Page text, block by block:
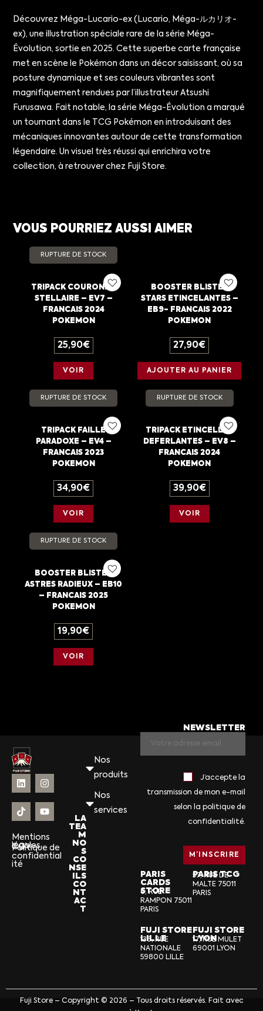
Découvrez Méga-Lucario-ex (Lucario, Méga-ルカリオ-
ex), une illustration spéciale rare de la série Méga-
Évolution, sortie en 2025. Cette superbe carte française
met en scène le Pokémon dans un décor saisissant, où sa
posture dynamique et ses couleurs vibrantes sont
magnifiquement rendues par l’illustrateur Atsushi
Furusawa. Fait notable, la série Méga-Évolution a marqué
un tournant dans le TCG Pokémon en introduisant des
mécaniques innovantes autour de cette transformation
légendaire. Un visuel très réussi qui enrichira votre
collection, à retrouver chez Fuji Store.
VOUS POURRIEZ AUSSI AIMER
RUPTURE DE STOCK
TRIPACK COURONNE
STELLAIRE – EV7 –
FRANCAIS 2024
POKEMON
25,90€
VOIR
BOOSTER BLISTER
STARS ETINCELANTES –
EB9- FRANCAIS 2022
POKEMON
27,90€
AJOUTER AU PANIER
RUPTURE DE STOCK
TRIPACK FAILLE
PARADOXE – EV4 –
FRANCAIS 2023
POKEMON
34,90€
VOIR
RUPTURE DE STOCK
TRIPACK ETINCELLES
DEFERLANTES – EV8 –
FRANCAIS 2024
POKEMON
39,90€
VOIR
RUPTURE DE STOCK
BOOSTER BLISTER
ASTRES RADIEUX – EB10
– FRANCAIS 2025
POKEMON
19,90€
VOIR
Mentions
légales
CGV
Politique de
confidential
ité
Nos
produits
Nos
services
LA
TEA
M
NO
S
CO
NSE
ILS
CO
NT
AC
T
NEWSLETTER
J’accepte la
transmission de mon e-mail
selon la politique de
confidentialité.
PARIS
CARDS
STORE
6, RUE
RAMPON 75011
PARIS
PARIS TCG
57, RUE DE
MALTE 75011
PARIS
FUJI STORE
LILLE
136, RUE
NATIONALE
59800 LILLE
FUJI STORE
LYON
17, RUE MULET
69001 LYON
Fuji Store – Copyright © 2026 – Tous droits réservés. Fait avec